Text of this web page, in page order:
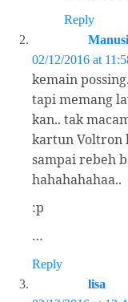
Reply
02/12/2016 at
kemain
tapi memang
kan.. tak
kartun Voltron
sampai rebeh
hahahahahaa..
:p
…
Reply
lisa